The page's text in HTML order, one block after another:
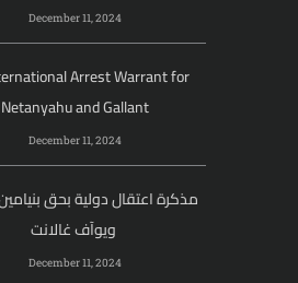
December 11, 2024
Arrest Warrant for
Netanyahu and Gallant
December 11, 2024
مذكرة اعتقال دولية بحق
December 11, 2024